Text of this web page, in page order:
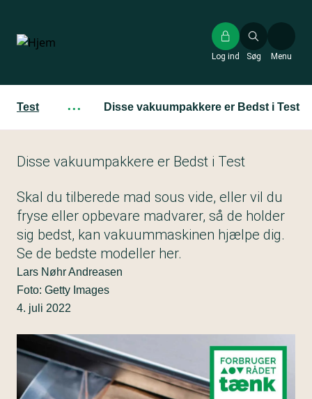
hovedindhold
Søg
Log ind Menu
Test ··· Disse vakuumpakkere er Bedst i Test
Disse vakuumpakkere er Bedst i Test
Skal du tilberede mad sous vide, eller vil du
fryse eller opbevare madvarer, så de holder
sig bedst, kan vakuummaskinen hjælpe dig.
Se de bedste modeller her.
Lars Nøhr Andreasen
Foto: Getty Images
4. juli 2022